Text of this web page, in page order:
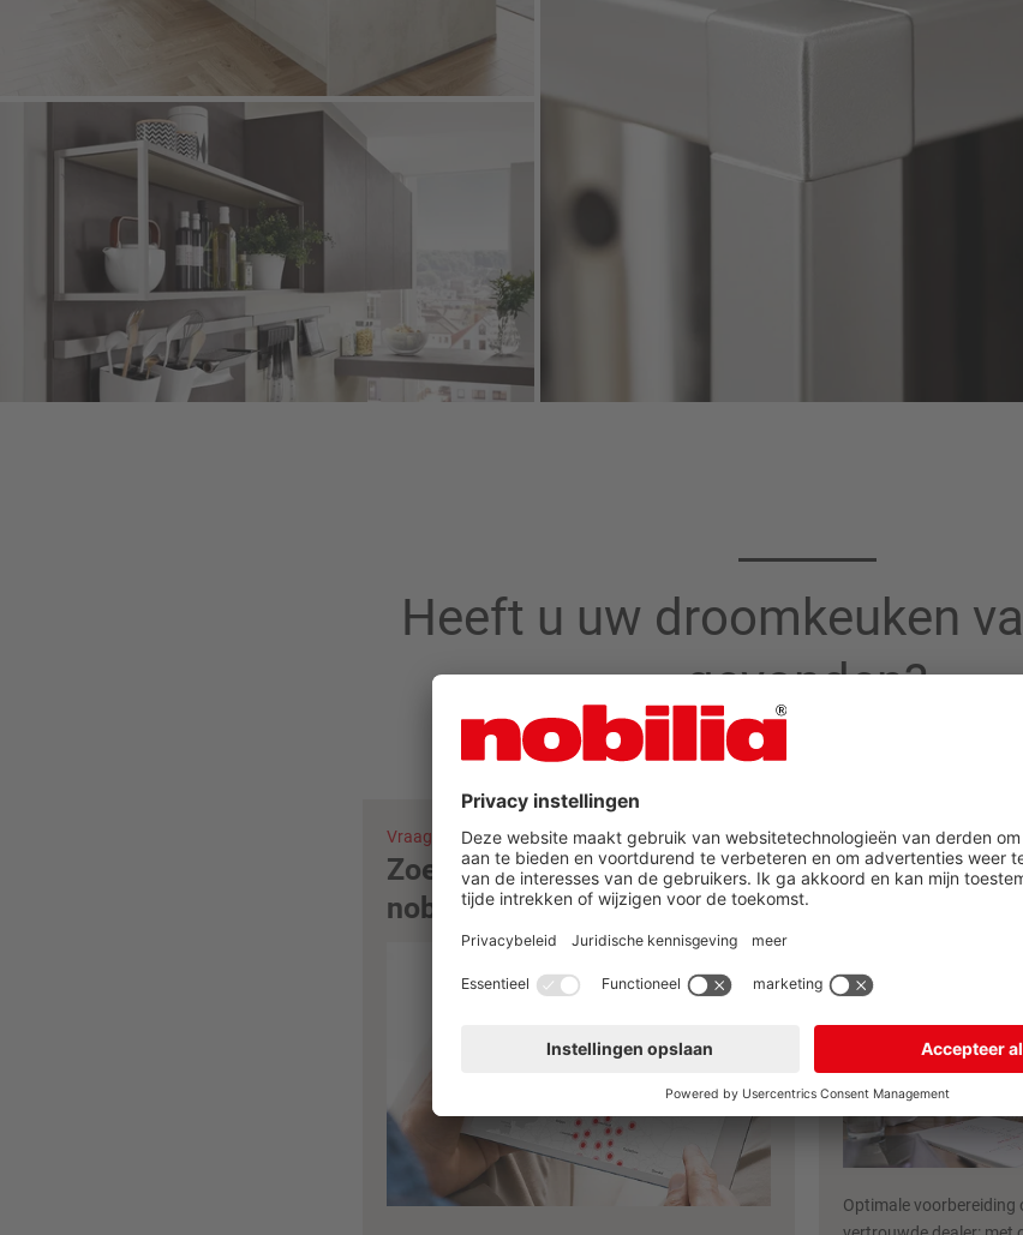
Heeft u uw droomkeuken
gevonden?
Vraag nu advies aan
Zoeken naar winkeliers bij
nobilia
Plan nu je eigen keuken
nobilia
Optimale voorbereiding